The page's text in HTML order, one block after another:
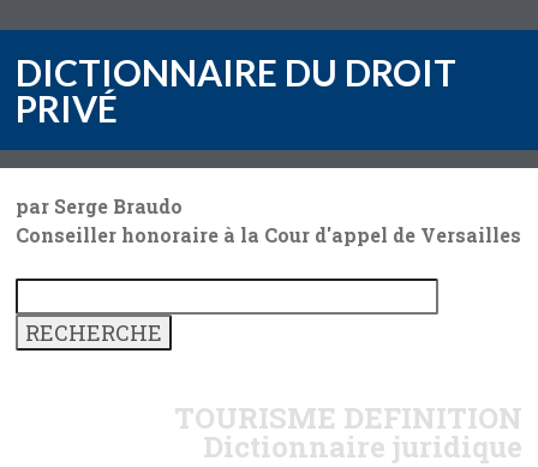
DICTIONNAIRE DU DROIT
PRIVÉ
par Serge Braudo
Conseiller honoraire à la Cour d'appel de Versailles
TOURISME DEFINITION
Dictionnaire juridique